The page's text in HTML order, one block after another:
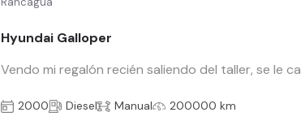
Hyundai Galloper
Vendo mi regalón recién saliendo del taller, se le
2000 Diesel Manual 200000 km